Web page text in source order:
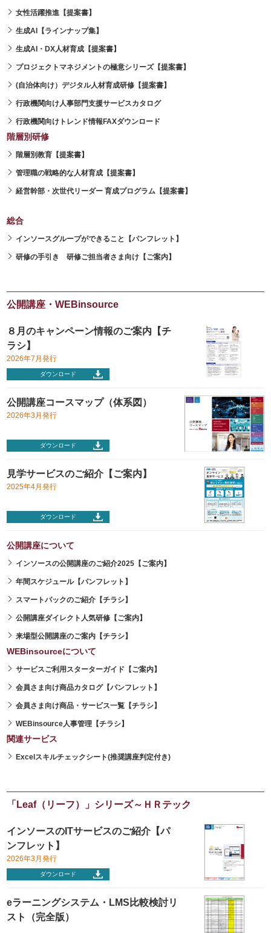
女性活躍推進【提案書】
生成AI【ラインナップ集】
生成AI・DX人材育成【提案書】
プロジェクトマネジメントの極意シリーズ【提案書】
(自治体向け）デジタル人材育成研修【提案書】
行政機関向け人事部門支援サービスカタログ
行政機関向けトレンド情報FAXダウンロード
階層別研修
階層別教育【提案書】
管理職の戦略的な人材育成【提案書】
経営幹部・次世代リーダー 育成プログラム【提案書】
総合
インソースグループができること【パンフレット】
研修の手引き 研修ご担当者さま向け【ご案内】
公開講座・WEBinsource
８月のキャンペーン情報のご案内【チ
ラシ】
2026年7月発行
ダウンロード
公開講座コースマップ（体系図）
2026年3月発行
ダウンロード
見学サービスのご紹介【ご案内】
2025年4月発行
ダウンロード
公開講座について
インソースの公開講座のご紹介2025【ご案内】
年間スケジュール【パンフレット】
スマートパックのご紹介【チラシ】
公開講座ダイレクト人気研修【ご案内】
来場型公開講座のご案内【チラシ】
WEBinsourceについて
サービスご利用スターターガイド【ご案内】
会員さま向け商品カタログ【パンフレット】
会員さま向け商品・サービス一覧【チラシ】
WEBinsource人事管理【チラシ】
関連サービス
Excelスキルチェックシート(推奨講座判定付き)
「Leaf（リーフ）」シリーズ～ＨＲテック
インソースのITサービスのご紹介【パ
ンフレット】
2026年3月発行
ダウンロード
eラーニングシステム・LMS比較検討リ
スト（完全版）